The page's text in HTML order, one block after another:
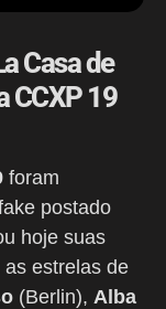
Casa de
CCXP 19
foram
postado
hoje suas
estrelas de
(Berlin), Alba